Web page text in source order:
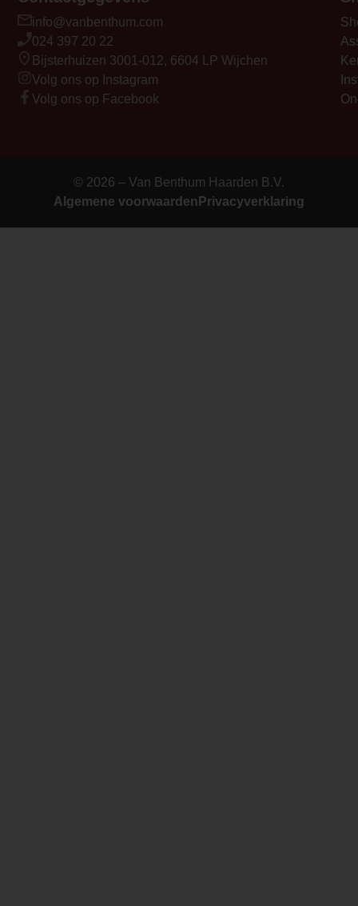
info@vanbenthum.com
024 397 20 22
Bijsterhuizen 3001-012, 6604 LP Wijchen
Volg ons op Instagram
Volg ons op Facebook
© 2026 – Van Benthum Haarden B.V.
Algemene voorwaarden Privacyverklaring